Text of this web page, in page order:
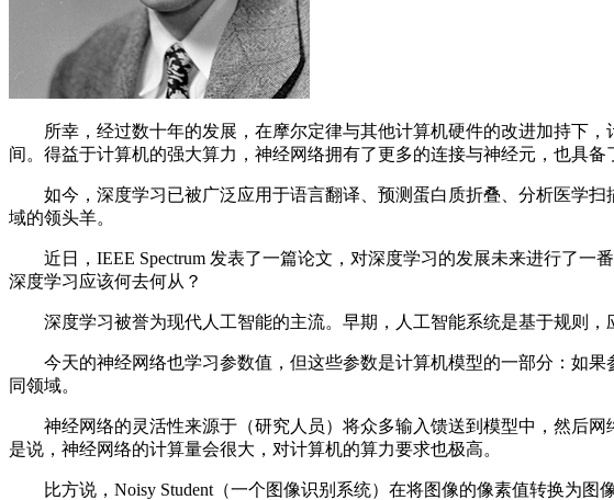
所幸，经过数十年的发展，在摩尔定律与其他计算机硬件的改进加持下，
间。得益于计算机的强大算力，神经网络拥有了更多的连接与神经元，也具
如今，深度学习已被广泛应用于语言翻译、预测蛋白质折叠、分析医学扫
域的领头羊。
近日，IEEE Spectrum 发表了一篇论文，对深度学习的发展未来进行了一
深度学习应该何去何从？
深度学习被誉为现代人工智能的主流。早期，人工智能系统是基于规则，
今天的神经网络也学习参数值，但这些参数是计算机模型的一部分：如果
同领域。
神经网络的灵活性来源于（研究人员）将众多输入馈送到模型中，然后网
是说，神经网络的计算量会很大，对计算机的算力要求也极高。
比方说，Noisy Student（一个图像识别系统）在将图像的像素值转换为图